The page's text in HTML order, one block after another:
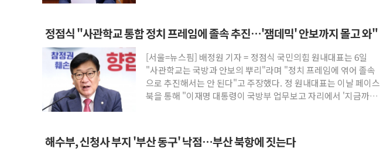
정점식 "사관학교 통합 정치 프레임에 졸속 추진…'잼데믹' 안보까지 몰고 와"
[서울=뉴스핌] 배정원 기자 = 정점식 국민의힘 원내대표는 6일
"사관학교는 국방과 안보의 뿌리"라며 "정치 프레임에 엮어 졸속
으로 추진해서는 안 된다"고 주장했다. 정 원내대표는 이날 페이스
북을 통해 "이재명 대통령이 국방부 업무보고 자리에서 '지금까지
해수부, 신청사 부지 '부산 동구' 낙점…부산 북항에 짓는다